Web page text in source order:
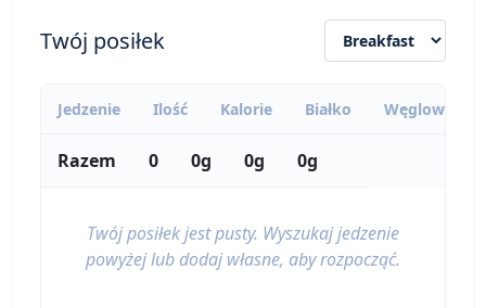
fat
g
76
calories
8g
protein
2g 4.2g
Twój posiłek
Jedzenie Ilość Kalorie Białko
Razem 0 0g 0g 0g
Twój posiłek jest pusty. Wyszukaj jedzenie
powyżej lub dodaj własne, aby rozpocząć.